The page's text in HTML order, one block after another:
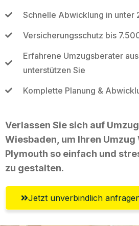
Schnelle Abwicklung in unter
Versicherungsschutz bis
Erfahrene Umzugsberater
unterstützen Sie
Komplette Planung &
Verlassen Sie sich auf
Wiesbaden, um Ihren Umzug
Plymouth so einfach und
zu gestalten.
Jetzt unverbindlich